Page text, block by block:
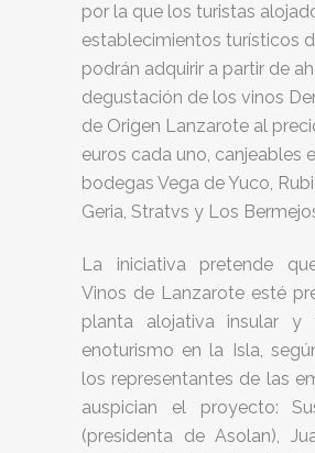
por la que los turistas
establecimientos turísticos
podrán adquirir a partir de
degustación de los vinos
de Origen Lanzarote al
euros cada uno, canjeables
bodegas Vega de Yuco,
Geria, Stratvs y Los
La iniciativa pretende
Vinos de Lanzarote esté
planta alojativa insular y
enoturismo en la Isla,
los representantes de las
auspician el proyecto:
(presidenta de Asolan),